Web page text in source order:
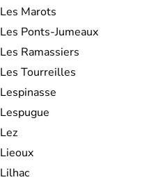
Les Marots
Les Ponts-Jumeaux
Les Ramassiers
Les Tourreilles
Lespinasse
Lespugue
Lez
Lieoux
Lilhac